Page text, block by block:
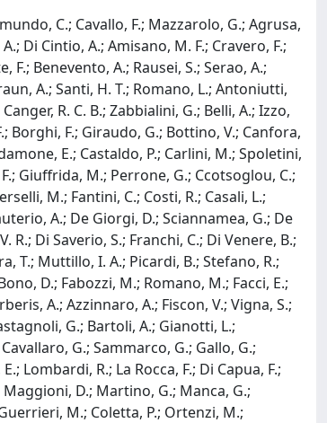
C.; Cavallo, F.; Mazzarolo, G.; Agrusa,
Di Cintio, A.; Amisano, M. F.; Cravero, F.;
Benevento, A.; Rausei, S.; Serao, A.;
A.; Santi, H. T.; Romano, L.; Antoniutti,
R. C. B.; Zabbialini, G.; Belli, A.; Izzo,
Borghi, F.; Giraudo, G.; Bottino, V.; Canfora,
E.; Castaldo, P.; Carlini, M.; Spoletini,
Giuffrida, M.; Perrone, G.; Ccotsoglou, C.;
M.; Fantini, C.; Costi, R.; Casali, L.;
A.; De Giorgi, D.; Sciannamea, G.; De
Di Saverio, S.; Franchi, C.; Di Venere, B.;
T.; Muttillo, I. A.; Picardi, B.; Stefano, R.;
D.; Fabozzi, M.; Romano, M.; Facci, E.;
A.; Azzinnaro, A.; Fiscon, V.; Vigna, S.;
G.; Bartoli, A.; Gianotti, L.;
G.; Sammarco, G.; Gallo, G.;
Lombardi, R.; La Rocca, F.; Di Capua, F.;
Maggioni, D.; Martino, G.; Manca, G.;
M.; Coletta, P.; Ortenzi, M.;